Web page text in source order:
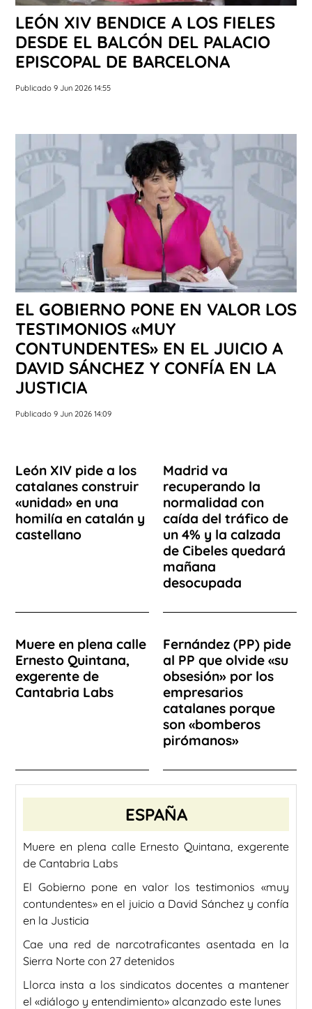
LEÓN XIV BENDICE A LOS FIELES
DESDE EL BALCÓN DEL PALACIO
EPISCOPAL DE BARCELONA
Publicado 9 Jun 2026 14:55
EL GOBIERNO PONE EN VALOR LOS
TESTIMONIOS «MUY
CONTUNDENTES» EN EL JUICIO A
DAVID SÁNCHEZ Y CONFÍA EN LA
JUSTICIA
Publicado 9 Jun 2026 14:09
León XIV pide a los
catalanes construir
«unidad» en una
homilía en catalán y
castellano
Madrid va
recuperando la
normalidad con
caída del tráfico de
un 4% y la calzada
de Cibeles quedará
mañana
desocupada
Muere en plena calle
Ernesto Quintana,
exgerente de
Cantabria Labs
Fernández (PP) pide
al PP que olvide «su
obsesión» por los
empresarios
catalanes porque
son «bomberos
pirómanos»
ESPAÑA
Muere en plena calle Ernesto Quintana, exgerente
de Cantabria Labs
El Gobierno pone en valor los testimonios «muy
contundentes» en el juicio a David Sánchez y confía
en la Justicia
Cae una red de narcotraficantes asentada en la
Sierra Norte con 27 detenidos
Llorca insta a los sindicatos docentes a mantener
el «diálogo y entendimiento» alcanzado este lunes